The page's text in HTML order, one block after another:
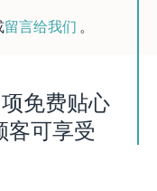
留言给我们 。
项免费贴心
客可享受